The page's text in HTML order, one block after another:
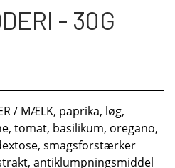
- 30G
/ MÆLK, paprika, løg,
tomat, basilikum, oregano,
smagsforstærker
antiklumpningsmiddel